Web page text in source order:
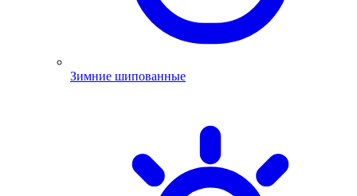
Зимние шипованные